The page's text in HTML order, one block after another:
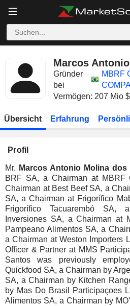
Marcos
Gründer
bei
MBRF
Vermögen: 207 Mio
Übersicht Erfahrung
Profil
Mr. Marcos Antonio Molina dos
BRF SA, a Chairman at MBRF
Chairman at Best Beef SA, a
SA, a Chairman at Frigorífico
Frigorífico Tacuarembó SA,
Inversiones SA, a Chairman at
Pampeano Alimentos SA, a
a Chairman at Weston Importers
Officer & Partner at MMS
Santos was previously
Quickfood SA, a Chairman by
SA, a Chairman by Kitchen
by Mas Do Brasil Participaçoes
Alimentos SA, a Chairman by